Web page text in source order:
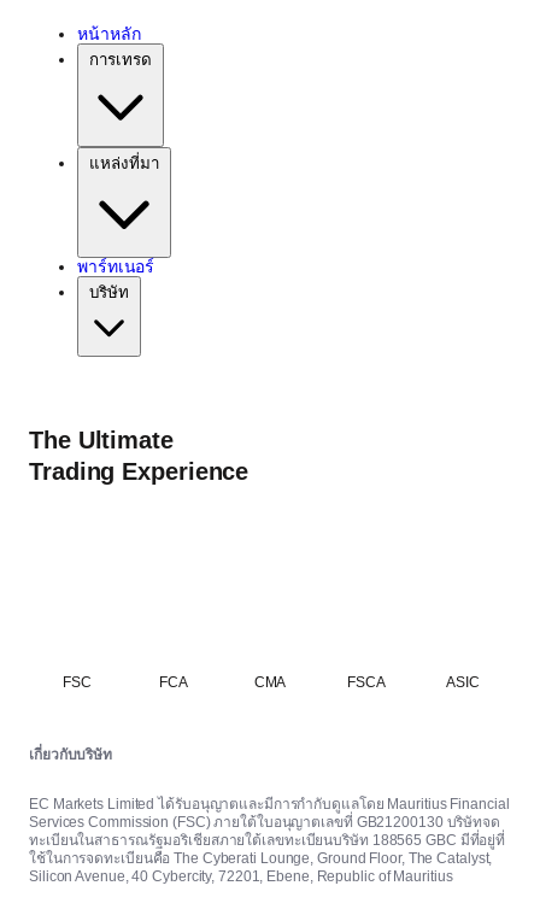
หน้าหลัก
การเทรด
แหล่งที่มา
พาร์ทเนอร์
บริษัท
The Ultimate
Trading Experience
FSC FCA CMA FSCA ASIC
เกี่ยวกับบริษัท
EC Markets Limited ได้รับอนุญาตและมีการกำกับดูแลโดย Mauritius Financial
Services Commission (FSC) ภายใต้ใบอนุญาตเลขที่ GB21200130 บริษัทจด
ทะเบียนในสาธารณรัฐมอริเชียสภายใต้เลขทะเบียนบริษัท 188565 GBC มีที่อยู่ที่
ใช้ในการจดทะเบียนคือ The Cyberati Lounge, Ground Floor, The Catalyst,
Silicon Avenue, 40 Cybercity, 72201, Ebene, Republic of Mauritius